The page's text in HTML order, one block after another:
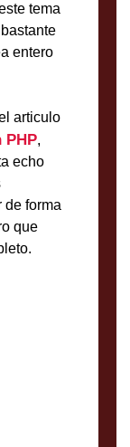
tema
entero
articulo
PHP,
echo
de forma
que